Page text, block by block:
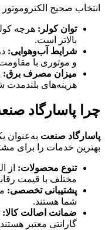
انتخاب صحیح
توان کولر: هرچه
بالاتر است.
شرایط آب‌وهوایی:
و موتوری با
میزان مصرف برق:
هزینه‌های بلندمدت
چرا پاسارگاد
پاسارگاد صنعت به‌عنوان
بهترین خدمات را برای
تنوع محصولات: از
مختلف با قیمت
پشتیبانی تخصصی:
شما هستند.
ضمانت اصالت کالا:
گارانتی معتبر